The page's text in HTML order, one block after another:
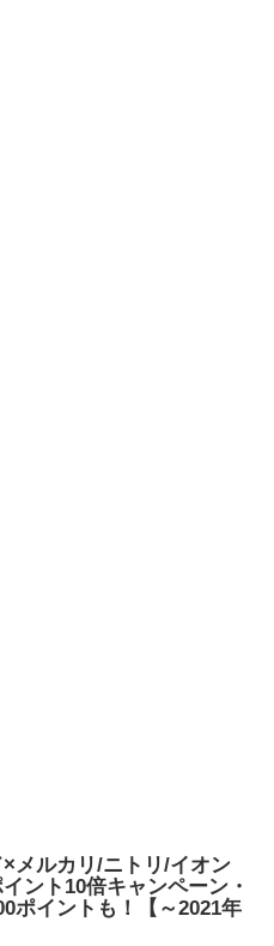
メルカリ/ニトリ/イオン
ント10倍キャンペーン・
ポイントも！【～2021年